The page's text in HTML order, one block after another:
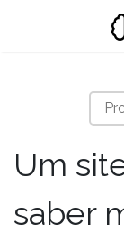
Um
saber